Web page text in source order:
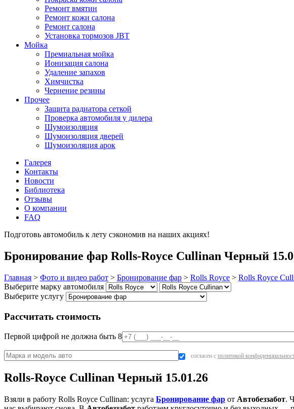
Ремонт вмятин
Ремонт кожи салона
Ремонт салона
Установка тормозов JBT
Мойка
Премиальная мойка
Ионизация салона
Удаление запахов
Химчистка
Чернение резины
Прочее
Защита радиатора сеткой
Проверка автомобиля у дилера
Шумоизоляция
Шумоизоляция дверей
Шумоизоляция арок
Галерея
Контакты
Новости
Библиотека
Отзывы
О компании
FAQ
Подготовь автомобиль к лету сэкономив на наших акциях!
Бронирование фар Rolls-Royce Cullinan Черный
Главная > Фото и видео работ > Бронирование фар > Rolls Royce > Rolls Royce
Выберите марку автомобиля
Выберите услугу
Рассчитать стоимость
Первой цифрой не должна быть 8
согласен с политикой
Rolls-Royce Cullinan Черный 15.01.26
Взяли в работу Rolls Royce Cullinan: услуга Бронирование фар от Автобеззабот.